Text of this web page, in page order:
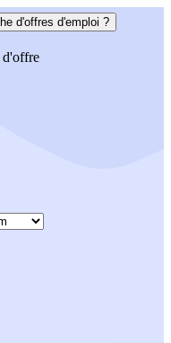
d'offres d'emploi ?
d'offre